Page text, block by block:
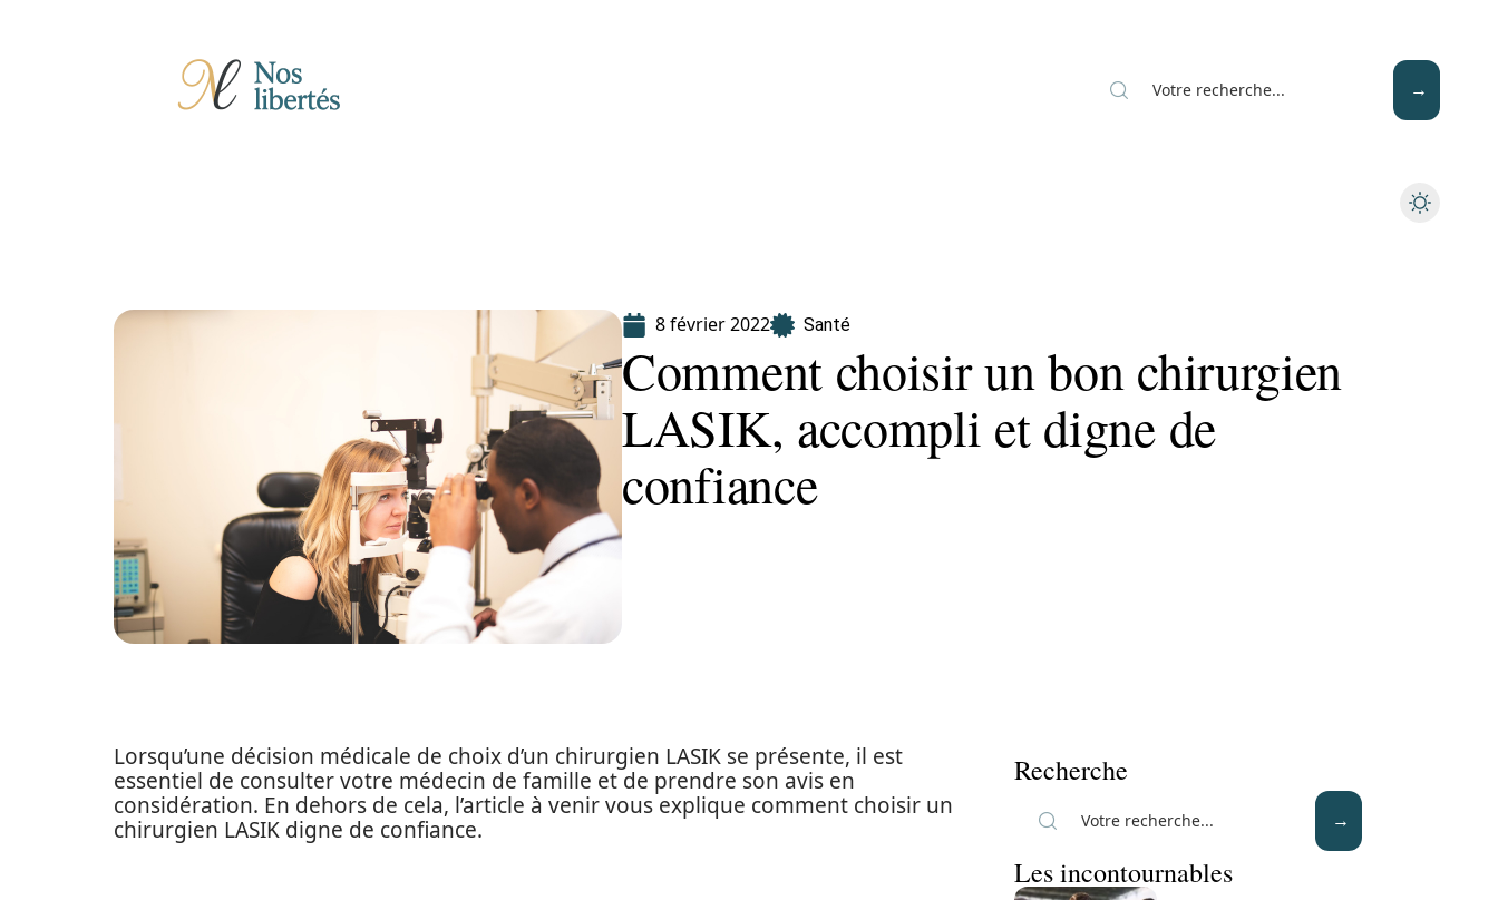
8 février 2022 Santé
Comment choisir un bon chirurgien
LASIK, accompli et digne de
confiance
Lorsqu’une décision médicale de choix d’un chirurgien LASIK se présente, il est
essentiel de consulter votre médecin de famille et de prendre son avis en
considération. En dehors de cela, l’article à venir vous explique comment choisir un
chirurgien LASIK digne de confiance.
Recherche
Les incontournables